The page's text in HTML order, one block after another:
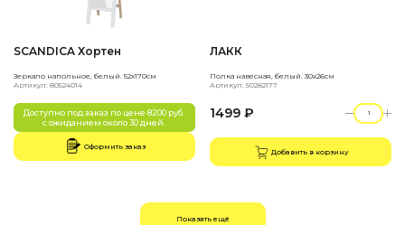
SCANDICA Хортен
Зеркало напольное, белый. 52х170см
Артикул: 80524014
Доступно под заказ по цене 8200 руб.
с ожиданием около 30 дней.
Оформить заказ
ЛАКК
Полка навесная, белый. 30х26см
Артикул: 50282177
1499 ₽
Добавить в корзину
Показать ещё